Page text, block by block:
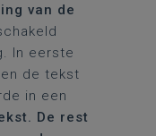
van de
In eerste
de tekst
in een
De rest